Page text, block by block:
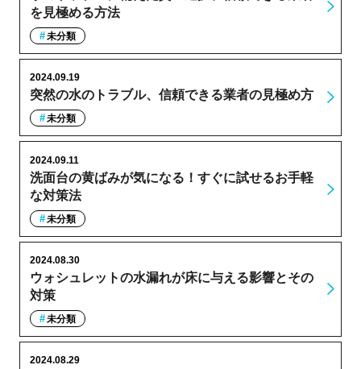
を見極める方法
未分類
突然の水のトラブル、信頼できる業者の見極め方
2024.09.19
未分類
洗面台の黄ばみが気になる！すぐに試せるお手軽
な対策法
2024.09.11
未分類
ウォシュレットの水漏れが床に与える影響とその
対策
2024.08.30
未分類
2024.08.29